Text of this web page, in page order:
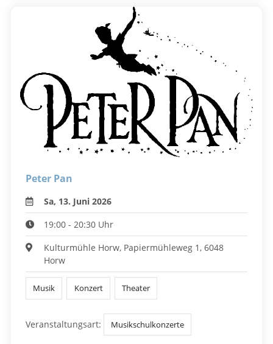
Peter Pan
Sa, 13. Juni 2026
19:00 - 20:30 Uhr
Kulturmühle Horw, Papiermühleweg 1, 6048
Horw
Musik Konzert Theater
Veranstaltungsart: Musikschulkonzerte